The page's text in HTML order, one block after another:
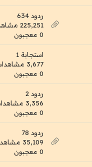
ردود 634
225,251 مشاهدات
0 معجبون
استجابة 1
3,677 مشاهدات
0 معجبون
ردود 2
3,356 مشاهدات
0 معجبون
ردود 78
35,109 مشاهدات
0 معجبون